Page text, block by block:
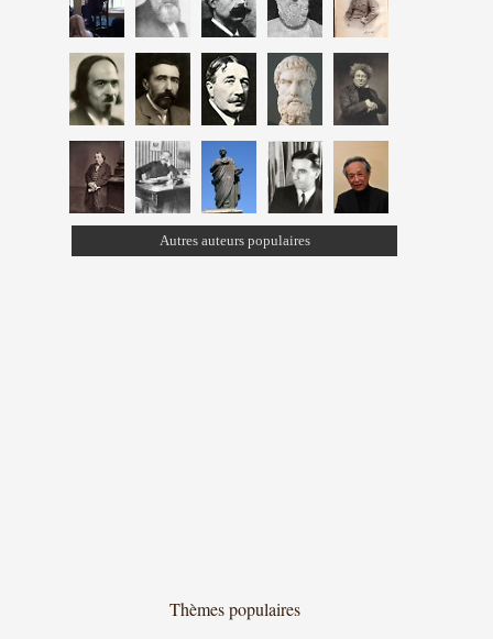
Autres auteurs populaires
Thèmes populaires